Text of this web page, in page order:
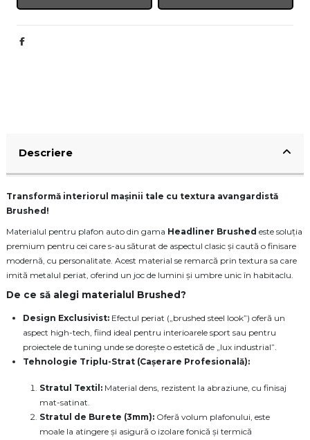
Descriere
Transformă interiorul mașinii tale cu textura avangardistă
Brushed!
Materialul pentru plafon auto din gama Headliner Brushed este soluția
premium pentru cei care s-au săturat de aspectul clasic și caută o finisare
modernă, cu personalitate. Acest material se remarcă prin textura sa care
imită metalul periat, oferind un joc de lumini și umbre unic în habitaclu.
De ce să alegi materialul Brushed?
Design Exclusivist: Efectul periat („brushed steel look”) oferă un
aspect high-tech, fiind ideal pentru interioarele sport sau pentru
proiectele de tuning unde se dorește o estetică de „lux industrial”.
Tehnologie Triplu-Strat (Cașerare Profesională):
Stratul Textil: Material dens, rezistent la abraziune, cu finisaj
mat-satinat.
Stratul de Burete (3mm): Oferă volum plafonului, este
moale la atingere și asigură o izolare fonică și termică